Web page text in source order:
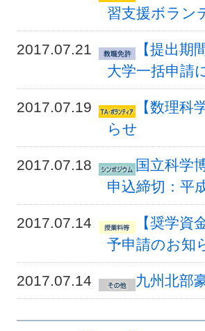
習支援ボラン
2017.07.21
【提出
大学一括申請
2017.07.19
【数理
らせ
2017.07.18
国立科学
申込締切：平
2017.07.14
【奨学
予申請のお知
2017.07.14 九州北部